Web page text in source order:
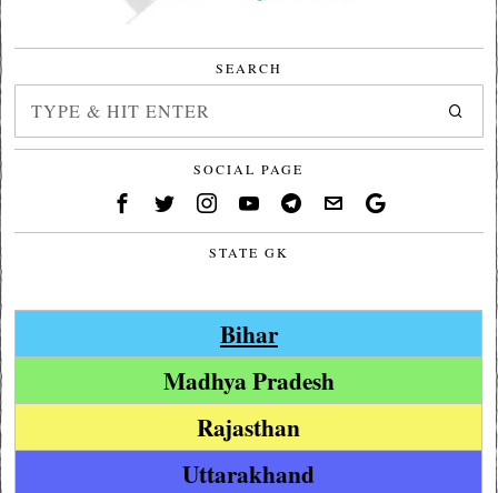
SEARCH
SOCIAL PAGE
STATE GK
Bihar
Madhya Pradesh
Rajasthan
Uttarakhand